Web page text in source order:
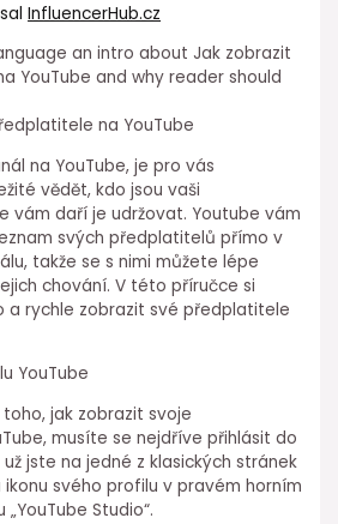
InfluencerHub.cz
an intro about Jak zobrazit
YouTube and why reader should
na YouTube
na YouTube, je pro vás
vědět, kdo jsou vaši
vám daří je udržovat. Youtube vám
svých předplatitelů přímo v
takže se s nimi můžete lépe
chování. V této příručce si
a rychle zobrazit své předplatitele
YouTube
jak zobrazit svoje
musíte se nejdříve přihlásit do
jste na jedné z klasických stránek
ikonu svého profilu v pravém horním
Studio“.